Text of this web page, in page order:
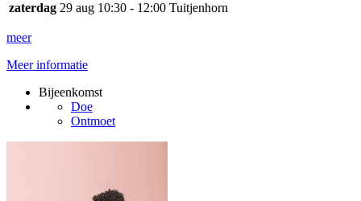
zaterdag 29 aug 10:30 - 12:00 Tuitjenhorn
meer
Meer informatie
Bijeenkomst
Doe
Ontmoet